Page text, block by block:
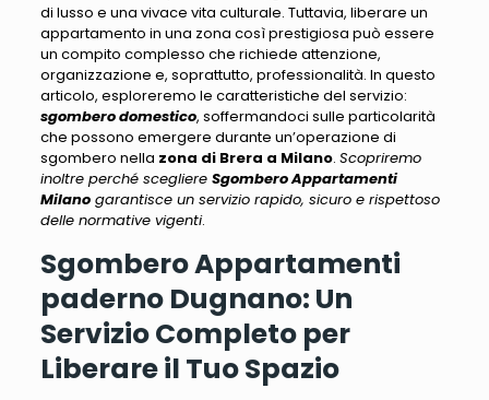
di lusso e una vivace vita culturale. Tuttavia, liberare un
appartamento in una zona così prestigiosa può essere
un compito complesso che richiede attenzione,
organizzazione e, soprattutto, professionalità. In questo
articolo, esploreremo le caratteristiche del servizio:
sgombero domestico, soffermandoci sulle particolarità
che possono emergere durante un’operazione di
sgombero nella zona di Brera a Milano. Scopriremo
inoltre perché scegliere Sgombero Appartamenti
Milanogarantisce un servizio rapido, sicuro e rispettoso
delle normative vigenti.
Sgombero Appartamenti
paderno Dugnano: Un
Servizio Completo per
Liberare il Tuo Spazio